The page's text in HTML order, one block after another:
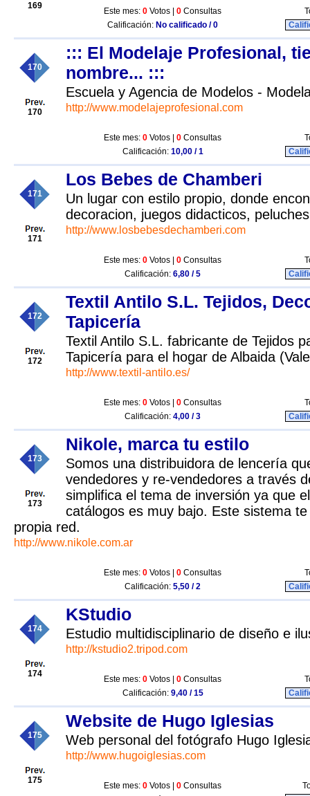
169
Este mes: 0 Votos | 0 Consultas
Calificación: No calificado / 0
170
170
::: El Modelaje Profesional,
nombre... :::
Escuela y Agencia de Modelos -
http://www.modelajeprofesional.com
Este mes: 0 Votos | 0 Consultas
Calificación: 10,00 / 1
171
171
Los Bebes de Chamberi
Un lugar con estilo propio, donde
decoracion, juegos didacticos,
http://www.losbebesdechamberi.com
Este mes: 0 Votos | 0 Consultas
Calificación: 6,80 / 5
172
172
Textil Antilo S.L. Tejidos,
Tapicería
Textil Antilo S.L. fabricante de Tejidos
Tapicería para el hogar de Albaida
http://www.textil-antilo.es/
Este mes: 0 Votos | 0 Consultas
Calificación: 4,00 / 3
173
173
Nikole, marca tu estilo
Somos una distribuidora de lencería
vendedores y re-vendedores a través
simplifica el tema de inversión ya que
catálogos es muy bajo. Este sistema
propia red.
http://www.nikole.com.ar
Este mes: 0 Votos | 0 Consultas
Calificación: 5,50 / 2
174
174
KStudio
Estudio multidisciplinario de diseño e
http://kstudio2.tripod.com
Este mes: 0 Votos | 0 Consultas
Calificación: 9,40 / 15
175
175
Website de Hugo Iglesias
Web personal del fotógrafo Hugo
http://www.hugoiglesias.com
Este mes: 0 Votos | 0 Consultas